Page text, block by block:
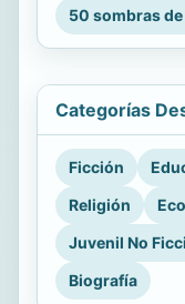
50 sombras
Categorías
Ficción
Religión
Juvenil No
Biografía